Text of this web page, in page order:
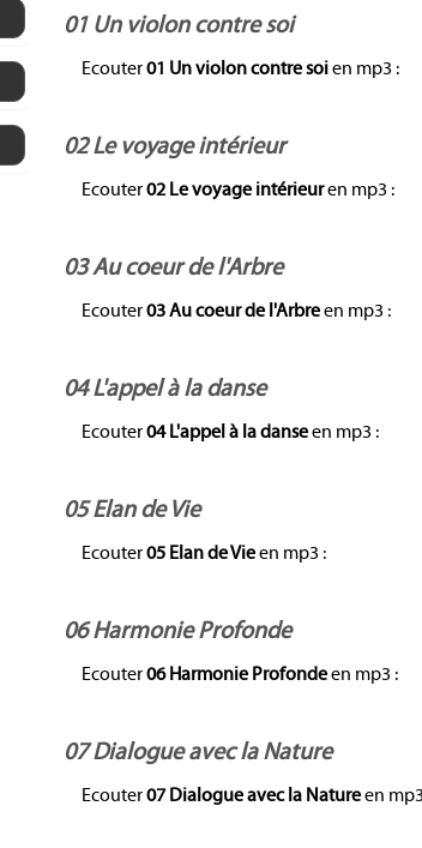
01 Un violon contre soi
Ecouter01 Un violon contre soien mp3 :
02 Le voyage intérieur
Ecouter02 Le voyage intérieuren mp3 :
03 Au coeur de l'Arbre
Ecouter03 Au coeur de l'Arbreen mp3 :
04 L'appel à la danse
Ecouter04 L'appel à la danseen mp3 :
05 Elan de Vie
Ecouter05 Elan de Vieen mp3 :
06 Harmonie Profonde
Ecouter06 Harmonie Profondeen mp3 :
07 Dialogue avec la Nature
Ecouter07 Dialogue avec la Natureen